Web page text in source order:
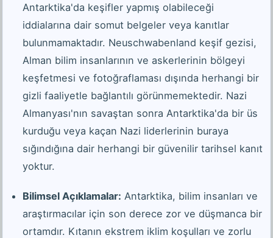
Antarktika'da keşifler yapmış olabileceği
iddialarına dair somut belgeler veya kanıtlar
bulunmamaktadır. Neuschwabenland keşif gezisi,
Alman bilim insanlarının ve askerlerinin bölgeyi
keşfetmesi ve fotoğraflaması dışında herhangi bir
gizli faaliyetle bağlantılı görünmemektedir. Nazi
Almanyası'nın savaştan sonra Antarktika'da bir üs
kurduğu veya kaçan Nazi liderlerinin buraya
sığındığına dair herhangi bir güvenilir tarihsel kanıt
yoktur.
Bilimsel Açıklamalar: Antarktika, bilim insanları ve
araştırmacılar için son derece zor ve düşmanca bir
ortamdır. Kıtanın ekstrem iklim koşulları ve zorlu